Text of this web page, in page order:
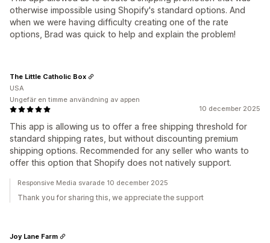
otherwise impossible using Shopify's standard options. And
when we were having difficulty creating one of the rate
options, Brad was quick to help and explain the problem!
10 december 2025
This app is allowing us to offer a free shipping threshold for
standard shipping rates, but without discounting premium
shipping options. Recommended for any seller who wants to
offer this option that Shopify does not natively support.
The Little Catholic Box
USA
Ungefär en timme användning av appen
Responsive Media svarade 10 december 2025
Thank you for sharing this, we appreciate the support
Joy Lane Farm